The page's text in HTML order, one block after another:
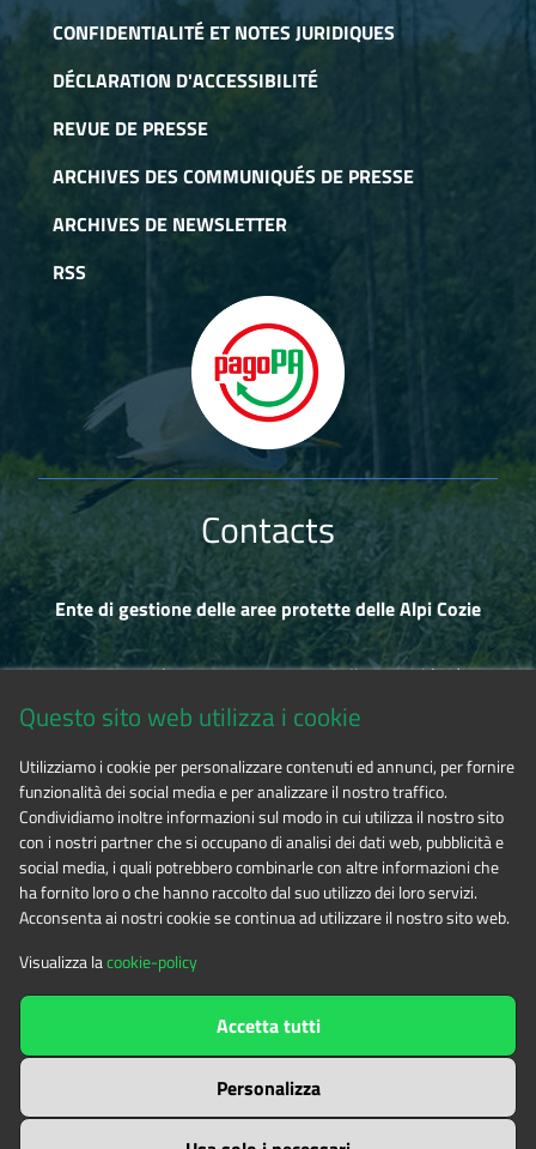
CONFIDENTIALITÉ ET NOTES JURIDIQUES
DÉCLARATION D'ACCESSIBILITÉ
REVUE DE PRESSE
ARCHIVES DES COMMUNIQUÉS DE PRESSE
ARCHIVES DE NEWSLETTER
RSS
Contacts
Ente di gestione delle aree protette delle Alpi Cozie
Via Fransuà Fontan, 1 - 10050 Salbertrand (TO)
Tel. 0122.854720
E-mailalpicozie@cert.ruparpiemonte.it
The contents of this websitebyEnte di gestione delle aree
protette delle Alpi Cozieis licensed under
Attribution-NonCommercial-NoDerivatives 4.0 International
Questo sito web utilizza i cookie
Utilizziamo i cookie per personalizzare contenuti ed annunci, per fornire
funzionalità dei social media e per analizzare il nostro traffico.
Condividiamo inoltre informazioni sul modo in cui utilizza il nostro sito
con i nostri partner che si occupano di analisi dei dati web, pubblicità e
social media, i quali potrebbero combinarle con altre informazioni che
ha fornito loro o che hanno raccolto dal suo utilizzo dei loro servizi.
Acconsenta ai nostri cookie se continua ad utilizzare il nostro sito web.
Visualizza lacookie-policy
Personalizza
Accetta tutti